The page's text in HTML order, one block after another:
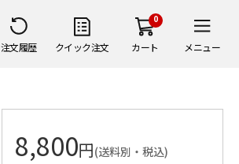
注文履歴 クイック注文
0
カート メニュー
8,800円(送料別・税込)